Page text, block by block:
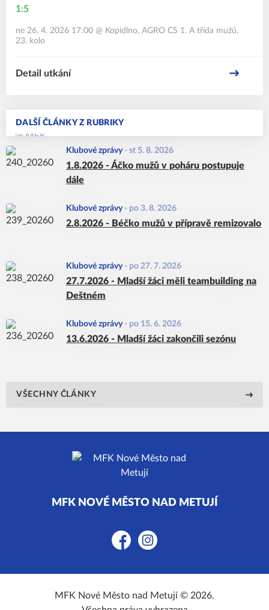
1:5
ne 26. 4. 2026 17:00 @ Kopidlno, AGRO CS 1. A třída mužů,
23. kolo
Detail utkání
DALŠÍ ČLÁNKY Z RUBRIKY
Klubové zprávy - st 5. 8. 2026
1.8.2026 - Áčko mužů v poháru postupuje
dále
Klubové zprávy - po 3. 8. 2026
2.8.2026 - Béčko mužů v přípravě remizovalo
Klubové zprávy - po 27. 7. 2026
27.7.2026 - Mladší žáci měli teambuilding na
Deštném
Klubové zprávy - po 15. 6. 2026
13.6.2026 - Mladší žáci zakončili sezónu
VŠECHNY ČLÁNKY
MFK NOVÉ MĚSTO NAD METUJÍ
FacebookInstagram
MFK Nové Město nad Metují © 2026.